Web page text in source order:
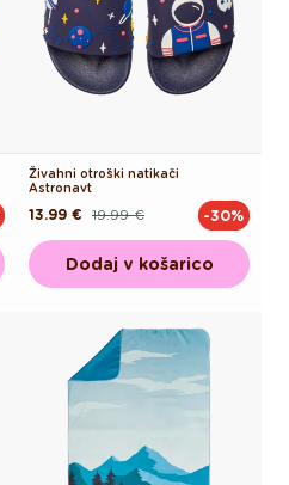
Živahni otroški natikači
Astronavt
Redna
19.99 €
Akcijska
13.99 € -30%
Dodaj v košarico